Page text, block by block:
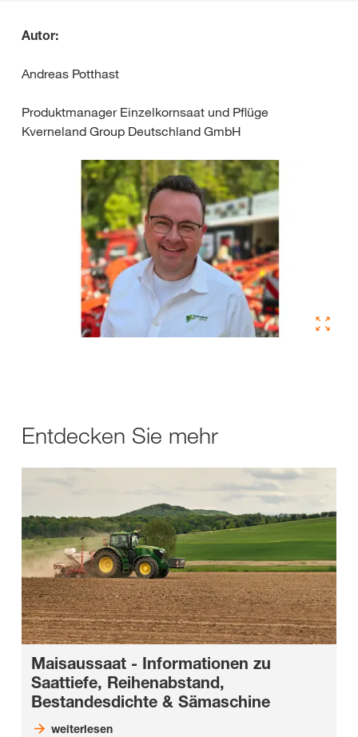
Autor:
Andreas Potthast
Produktmanager Einzelkornsaat und Pflüge
Kverneland Group Deutschland GmbH
Entdecken Sie mehr
Maisaussaat - Informationen zu
Saattiefe, Reihenabstand,
Bestandesdichte & Sämaschine
weiterlesen